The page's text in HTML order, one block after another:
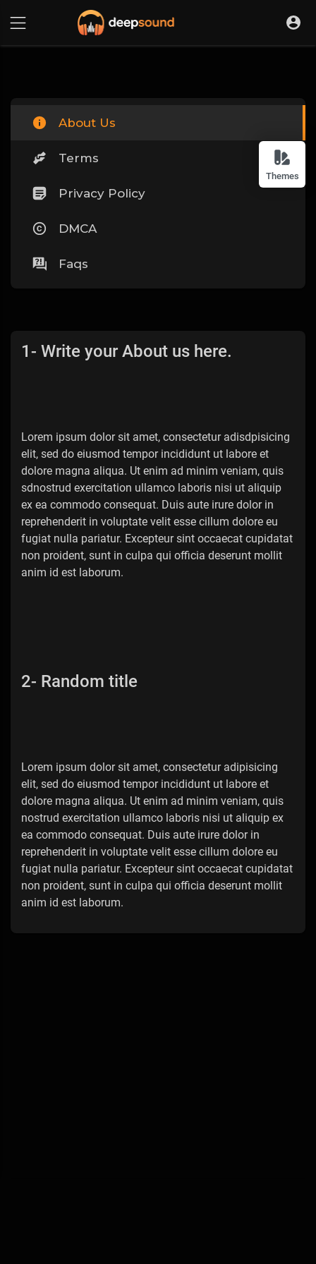
Themes
About Us
Terms
Privacy Policy
DMCA
Faqs
1- Write your About us here.
Lorem ipsum dolor sit amet, consectetur adisdpisicing
elit, sed do eiusmod tempor incididunt ut labore et
dolore magna aliqua. Ut enim ad minim veniam, quis
sdnostrud exercitation ullamco laboris nisi ut aliquip
ex ea commodo consequat. Duis aute irure dolor in
reprehenderit in voluptate velit esse cillum dolore eu
fugiat nulla pariatur. Excepteur sint occaecat cupidatat
non proident, sunt in culpa qui officia deserunt mollit
anim id est laborum.
2- Random title
Lorem ipsum dolor sit amet, consectetur adipisicing
elit, sed do eiusmod tempor incididunt ut labore et
dolore magna aliqua. Ut enim ad minim veniam, quis
nostrud exercitation ullamco laboris nisi ut aliquip ex
ea commodo consequat. Duis aute irure dolor in
reprehenderit in voluptate velit esse cillum dolore eu
fugiat nulla pariatur. Excepteur sint occaecat cupidatat
non proident, sunt in culpa qui officia deserunt mollit
anim id est laborum.